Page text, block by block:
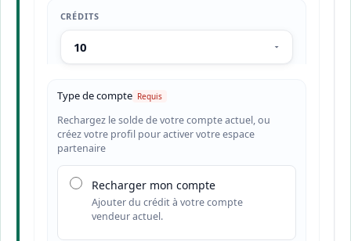
CRÉDITS
Type de compte
Rechargez le solde de votre compte actuel, ou
créez votre profil pour activer votre espace
partenaire
Recharger mon compte
Ajouter du crédit à votre compte
vendeur actuel.